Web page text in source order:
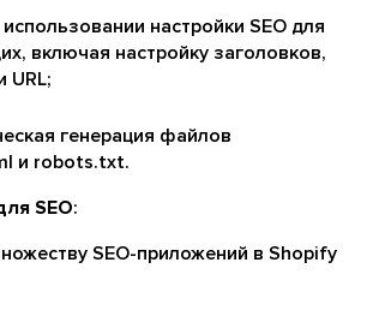
настройки SEO для
включая настройку заголовков,
URL;
генерация файлов
и robots.txt.
SEO:
SEO-приложений в Shopify